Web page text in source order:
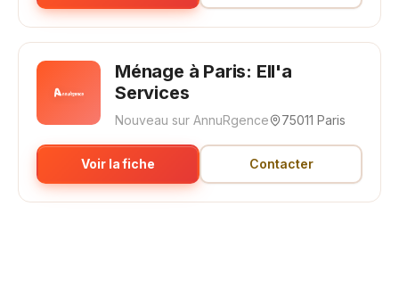
Ménage à Paris: Ell'a
Services
Nouveau sur AnnuRgence 75011 Paris
Voir la fiche Contacter